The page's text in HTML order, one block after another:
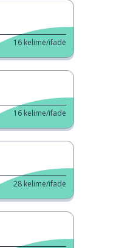
16 kelime/ifade
16 kelime/ifade
28 kelime/ifade